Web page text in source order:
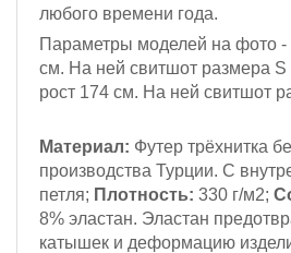
любого времени года.
Параметры моделей на фото -
см. На ней свитшот размера S
рост 174 см. На ней свитшот
Материал: Футер трёхнитка
производства Турции. С
петля; Плотность: 330 г/м2;
8% эластан. Эластан
катышек и деформацию